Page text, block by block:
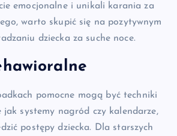
emocjonalne i unikali karania za
warto skupić się na pozytywnym
dziecka za suche noce.
pomocne mogą być techniki
jak systemy nagród czy kalendarze,
postępy dziecka. Dla starszych